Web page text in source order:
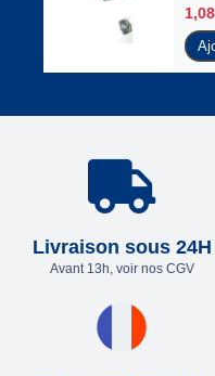
1,08
Livraison sous 24H
Avant 13h, voir nos CGV